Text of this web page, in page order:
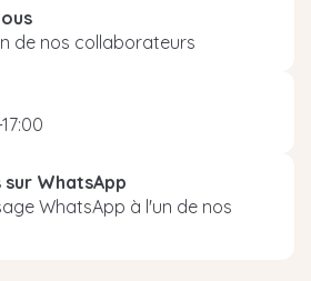
de nos collaborateurs
WhatsApp
WhatsApp à l'un de nos